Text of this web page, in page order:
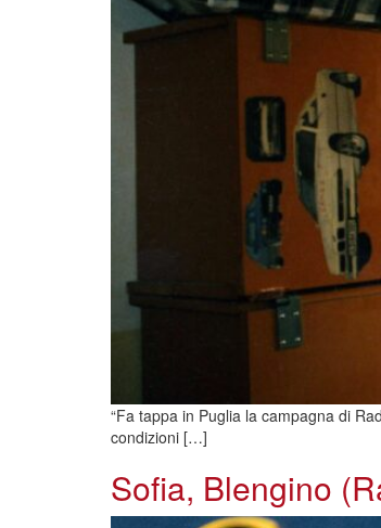
“Fa tappa in Puglia la campagna di
condizioni […]
Sofia, Blengino